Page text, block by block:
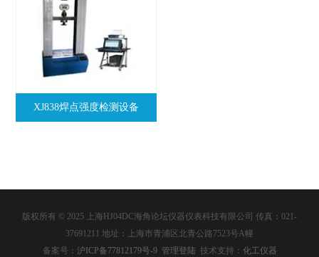
XJ838焊点强度检测设备
版权所有 © 2025 上海HJ04DC海角论坛仪器仪表科技有限公司 传真：021-
37691211 地址：上海市青浦区北青公路7523号A幢
备案号： 沪ICP备77812179号-9 管理登陆 技术支持： 化工仪器